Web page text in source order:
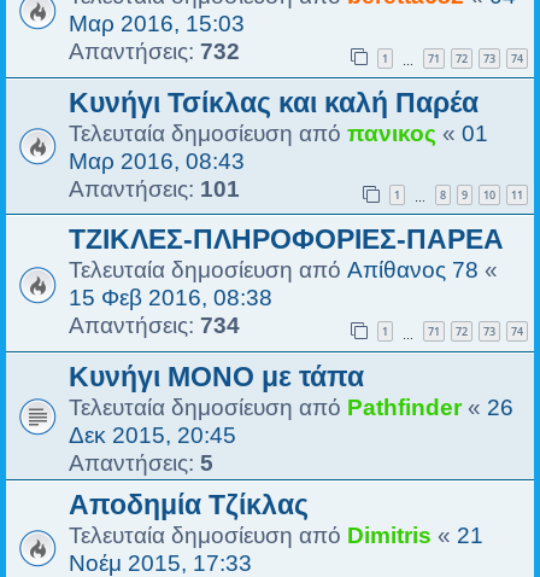
Μαρ 2016, 15:03
Απαντήσεις: 732 1 71 72 73 74
Κυνήγι Τσίκλας και καλή Παρέα
Τελευταία δημοσίευση από πανικος « 01
Μαρ 2016, 08:43
Απαντήσεις: 101 1 … 8 9 10 11
TZIKΛΕΣ-ΠΛΗΡΟΦΟΡΙΕΣ-ΠΑΡΕΑ
Τελευταία δημοσίευση από Απίθανος 78 «
15 Φεβ 2016, 08:38
Απαντήσεις: 734 1 71 72 73 74
Κυνήγι ΜΟΝΟ με τάπα
Τελευταία δημοσίευση από Pathfinder« 26
Δεκ 2015, 20:45
Απαντήσεις: 5
Αποδημία Τζίκλας
Τελευταία δημοσίευση από Dimitris « 21
Νοέμ 2015, 17:33